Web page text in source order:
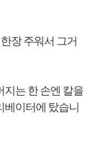
장 주워서 그거
지는 한 손엔 칼을
베이터에 탔습니